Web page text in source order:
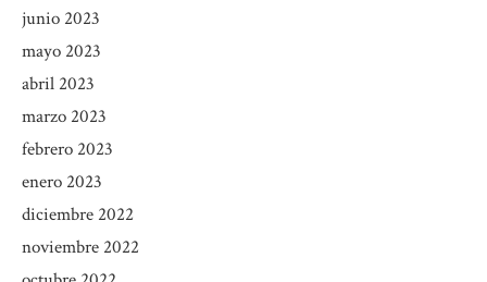
junio 2023
mayo 2023
abril 2023
marzo 2023
febrero 2023
enero 2023
diciembre 2022
noviembre 2022